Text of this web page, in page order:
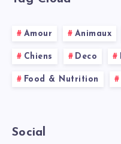
Amour Animaux
Chiens Deco
Food & Nutrition
Social